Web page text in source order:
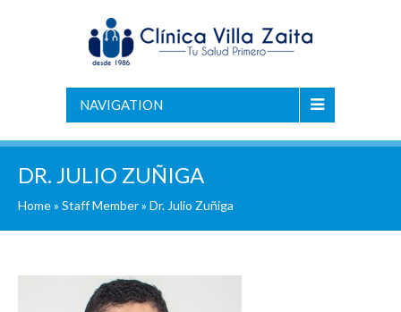
NAVIGATION
DR. JULIO ZUÑIGA
Home» Staff Member» Dr. Julio Zuñiga